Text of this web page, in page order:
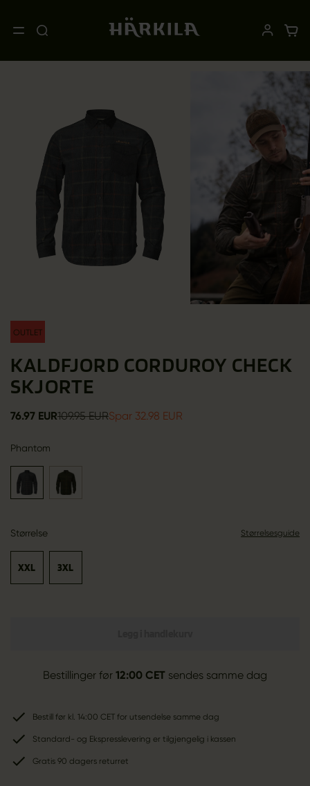
OUTLET
KALDFJORD CORDUROY CHECK
SKJORTE
76.97 EUR109.95 EURSpar 32.98 EUR
Phantom
Størrelse Størrelsesguide
XXL 3XL
Bestillinger før 12:00 CET sendes samme dag
Bestill før kl. 14:00 CET for utsendelse samme dag
Standard- og Ekspresslevering er tilgjengelig i kassen
Gratis 90 dagers returret